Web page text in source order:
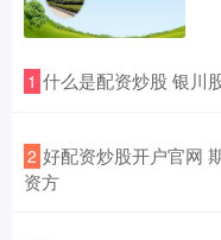
1 什么是配资炒股 银川
2 好配资炒股开户官网
资方